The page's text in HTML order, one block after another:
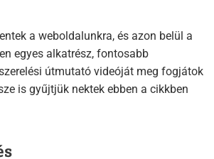
a weboldalunkra, és azon belül a
egyes alkatrész, fontosabb
útmutató videóját meg fogjátok
is gyűjtjük nektek ebben a cikkben